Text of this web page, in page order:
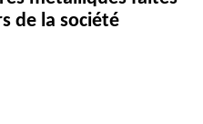
de la société